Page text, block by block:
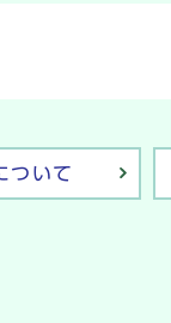
ついて